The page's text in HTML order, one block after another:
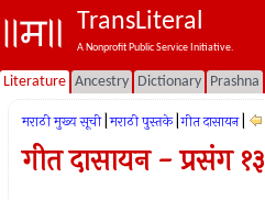
TransLiteral
A Nonprofit Public Service Initiative.
Literature Ancestry Dictionary Prashna
मराठी मुख्य सूची मराठी पुस्तके गीत दासायन
गीत दासायन - प्रसंग १३